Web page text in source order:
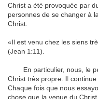
Christ a été provoquée par
personnes de se changer à
Christ
«Il est venu chez les siens
(Jean 1:11)
En particulier, nous le
Christ très propre Il continue
Chaque fois que nous
chose que la venue du Christ